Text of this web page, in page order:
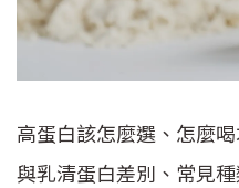
高蛋白該怎麼選、怎麼
與乳清蛋白差別、常見